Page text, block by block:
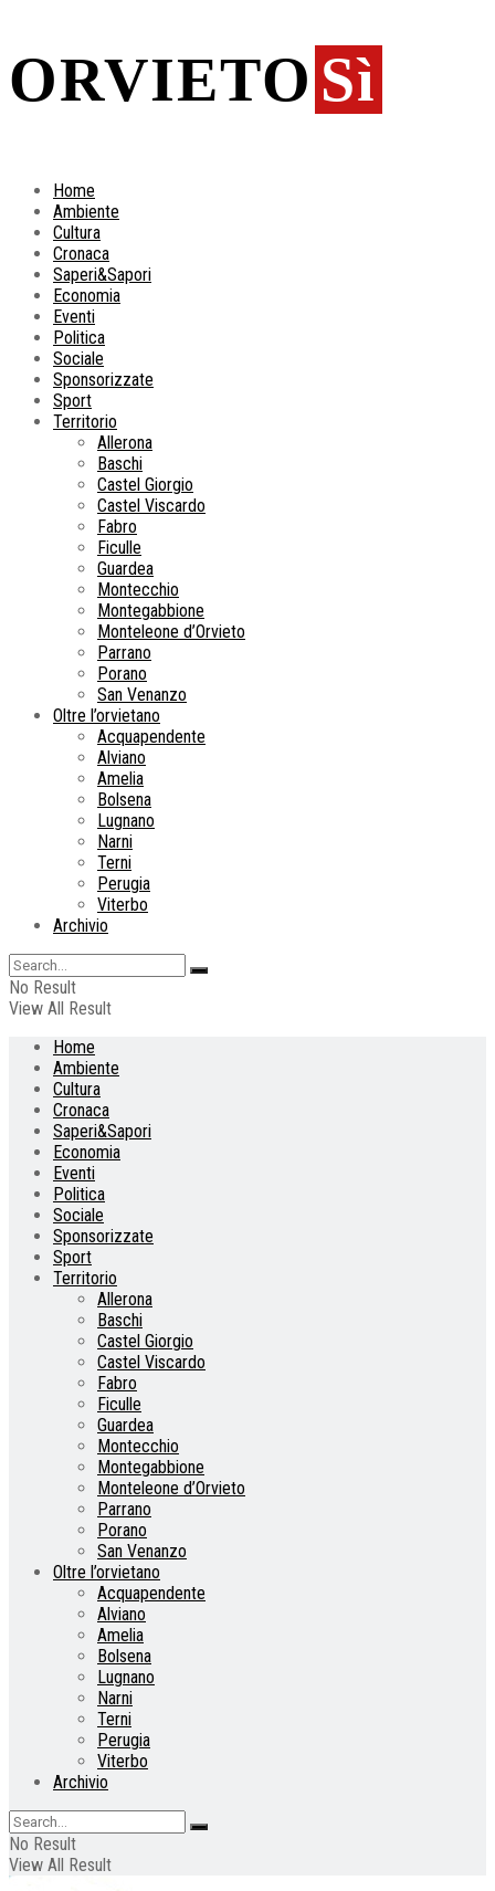
ORVIETO Sì
Home
Ambiente
Cultura
Cronaca
Saperi&Sapori
Economia
Eventi
Politica
Sociale
Sponsorizzate
Sport
Territorio
Allerona
Baschi
Castel Giorgio
Castel Viscardo
Fabro
Ficulle
Guardea
Montecchio
Montegabbione
Monteleone d’Orvieto
Parrano
Porano
San Venanzo
Oltre l’orvietano
Acquapendente
Alviano
Amelia
Bolsena
Lugnano
Narni
Terni
Perugia
Viterbo
Archivio
No Result
View All Result
Home
Ambiente
Cultura
Cronaca
Saperi&Sapori
Economia
Eventi
Politica
Sociale
Sponsorizzate
Sport
Territorio
Allerona
Baschi
Castel Giorgio
Castel Viscardo
Fabro
Ficulle
Guardea
Montecchio
Montegabbione
Monteleone d’Orvieto
Parrano
Porano
San Venanzo
Oltre l’orvietano
Acquapendente
Alviano
Amelia
Bolsena
Lugnano
Narni
Terni
Perugia
Viterbo
Archivio
No Result
View All Result